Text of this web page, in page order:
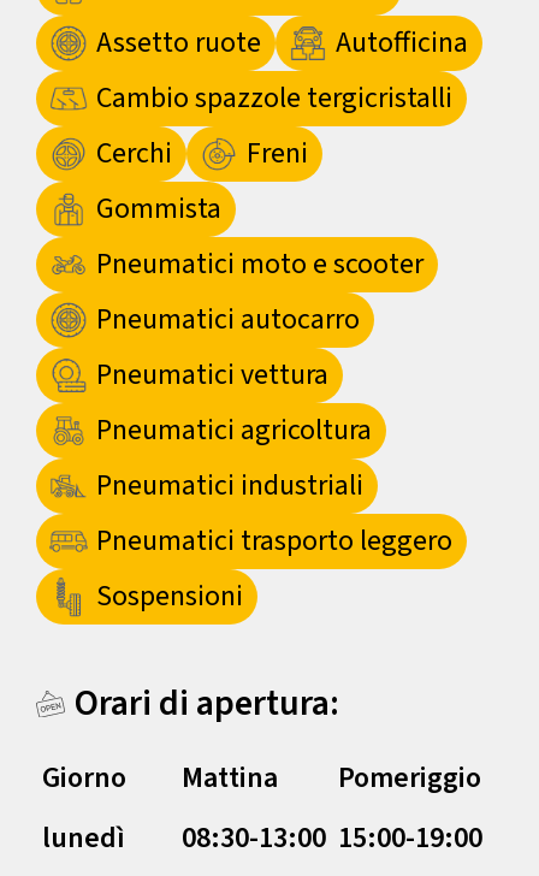
Assetto ruote
Autofficina
Cambio spazzole tergicristalli
Cerchi
Freni
Gommista
Pneumatici moto e scooter
Pneumatici autocarro
Pneumatici vettura
Pneumatici agricoltura
Pneumatici industriali
Pneumatici trasporto leggero
Sospensioni
Orari di apertura:
Giorno Mattina
Pomeriggio
lunedì
08:30-13:00 15:00-19:00